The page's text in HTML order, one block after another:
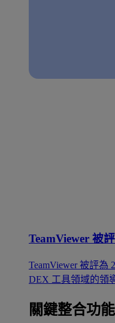
TeamViewer 被
TeamViewer 被評為
DEX 工具領域的領
關鍵整合功能